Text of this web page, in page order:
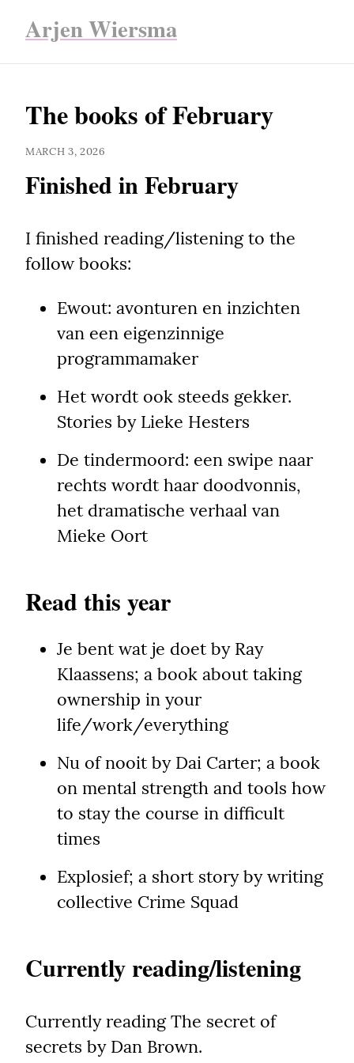
Arjen Wiersma
The books of February
MARCH 3, 2026
Finished in February
I finished reading/listening to the
follow books:
Ewout: avonturen en inzichten
van een eigenzinnige
programmamaker
Het wordt ook steeds gekker.
Stories by Lieke Hesters
De tindermoord: een swipe naar
rechts wordt haar doodvonnis,
het dramatische verhaal van
Mieke Oort
Read this year
Je bent wat je doet by Ray
Klaassens; a book about taking
ownership in your
life/work/everything
Nu of nooit by Dai Carter; a book
on mental strength and tools how
to stay the course in difficult
times
Explosief; a short story by writing
collective Crime Squad
Currently reading/listening
Currently reading The secret of
secrets by Dan Brown.